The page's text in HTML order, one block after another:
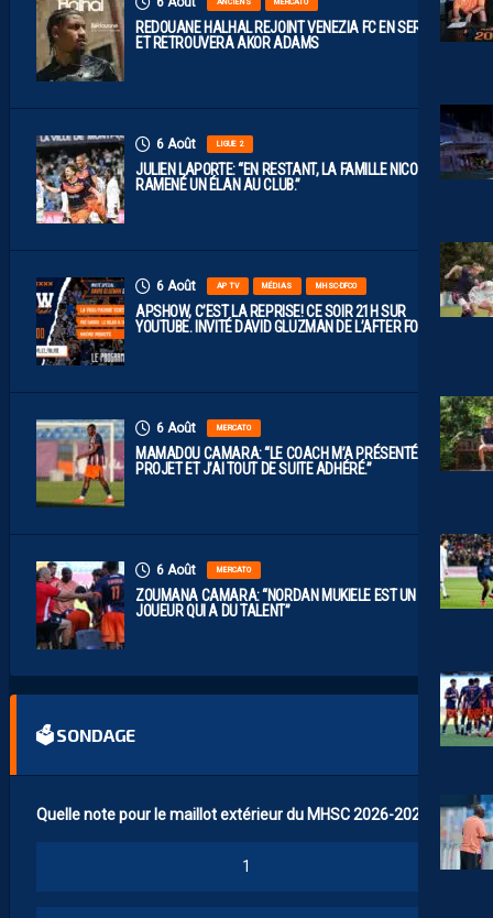
REDOUANE HALHAL REJOINT VENEZIA FC EN SERIE A
ET RETROUVERA AKOR ADAMS
6 Août LIGUE 2
JULIEN LAPORTE: “EN RESTANT, LA FAMILLE NICOLLIN A
RAMENÉ UN ÉLAN AU CLUB.”
6 Août AP TV MÉDIAS MHSC-DFCO
APSHOW, C’EST LA REPRISE! CE SOIR 21H SUR
YOUTUBE. INVITÉ DAVID GLUZMAN DE L’AFTER FOOT.
6 Août MERCATO
MAMADOU CAMARA: “LE COACH M’A PRÉSENTÉ LE
PROJET ET J’AI TOUT DE SUITE ADHÉRÉ.”
6 Août MERCATO
ZOUMANA CAMARA: “NORDAN MUKIELE EST UN
JOUEUR QUI A DU TALENT”
🗳 SONDAGE
Quelle note pour le maillot extérieur du MHSC 2026-2027 ?
1